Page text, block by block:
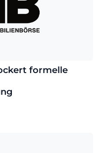
formelle